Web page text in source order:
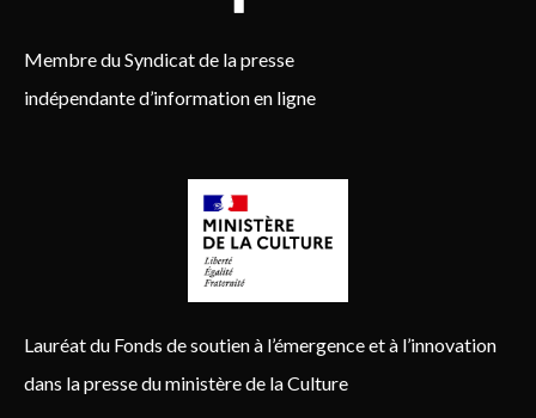
Membre du Syndicat de la presse
indépendante d’information en ligne
Lauréat du Fonds de soutien à l’émergence et à l’innovation
dans la presse du ministère de la Culture